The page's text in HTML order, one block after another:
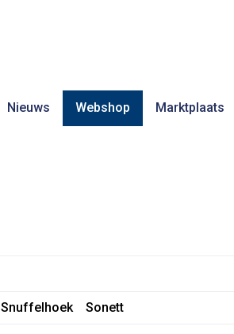
Nieuws Webshop Marktplaats
Snuffelhoek Sonett